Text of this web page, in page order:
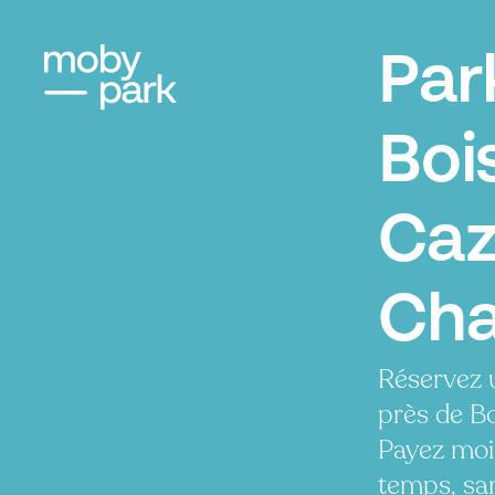
Réservez
près de
Payez
temps,